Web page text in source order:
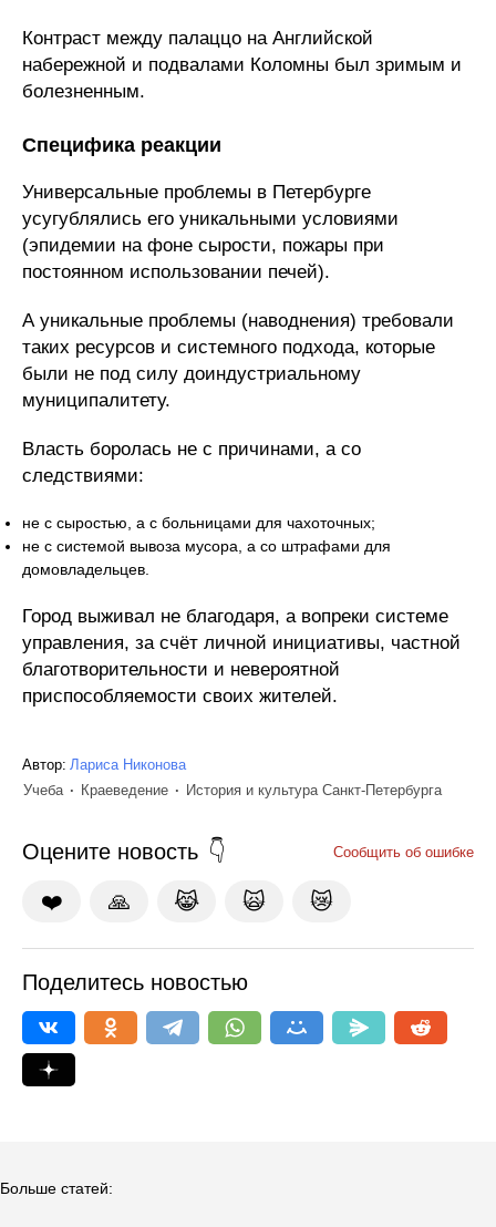
Контраст между палаццо на Английской
набережной и подвалами Коломны был зримым и
болезненным.
Специфика реакции
Универсальные проблемы в Петербурге
усугублялись его уникальными условиями
(эпидемии на фоне сырости, пожары при
постоянном использовании печей).
А уникальные проблемы (наводнения) требовали
таких ресурсов и системного подхода, которые
были не под силу доиндустриальному
муниципалитету.
Власть боролась не с причинами, а со
следствиями:
не с сыростью, а с больницами для чахоточных;
не с системой вывоза мусора, а со штрафами для
домовладельцев.
Город выживал не благодаря, а вопреки системе
управления, за счёт личной инициативы, частной
благотворительности и невероятной
приспособляемости своих жителей.
Автор: Лариса Никонова
Учеба
Краеведение История и культура Санкт-Петербурга
Оцените новость Сообщить об ошибке
❤️ 🙏 😹 🙀 😿
Поделитесь новостью
Больше статей: